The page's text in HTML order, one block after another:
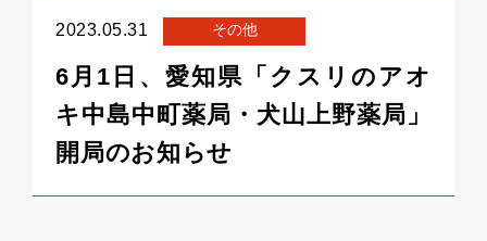
2023.05.31 その他
6月1日、愛知県「クスリのアオ
キ中島中町薬局・犬山上野薬局」
開局のお知らせ